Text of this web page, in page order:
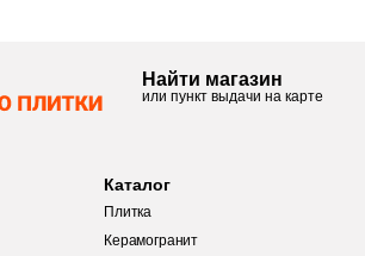
Найти магазин
или пункт выдачи на карте
Каталог
Плитка
Керамогранит